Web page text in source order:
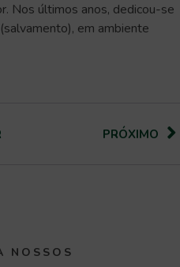
Nos últimos anos, dedicou-se
em ambiente
PRÓXIMO
NOSSOS